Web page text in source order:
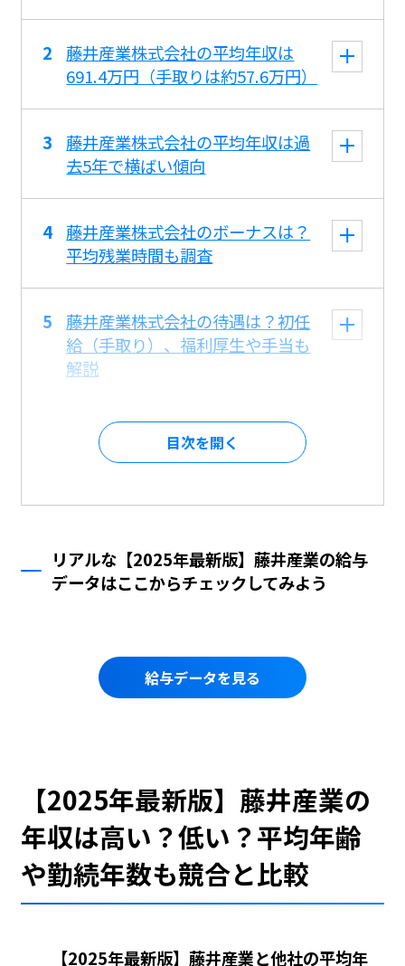
藤井産業株式会社の平均年収は
691.4万円（手取りは約57.6万円）
藤井産業株式会社の平均年収は過
去5年で横ばい傾向
藤井産業株式会社のボーナスは？
平均残業時間も調査
藤井産業株式会社の待遇は？初任
給（手取り）、福利厚生や手当も
解説
目次を
リアルな【2025年最新版】藤井産業の給与
データはここからチェックしてみよう
給与データを見る
【2025年最新版】藤井産業の
年収は高い？低い？平均年齢
や勤続年数も競合と比較
【2025年最新版】藤井産業と他社の平均年